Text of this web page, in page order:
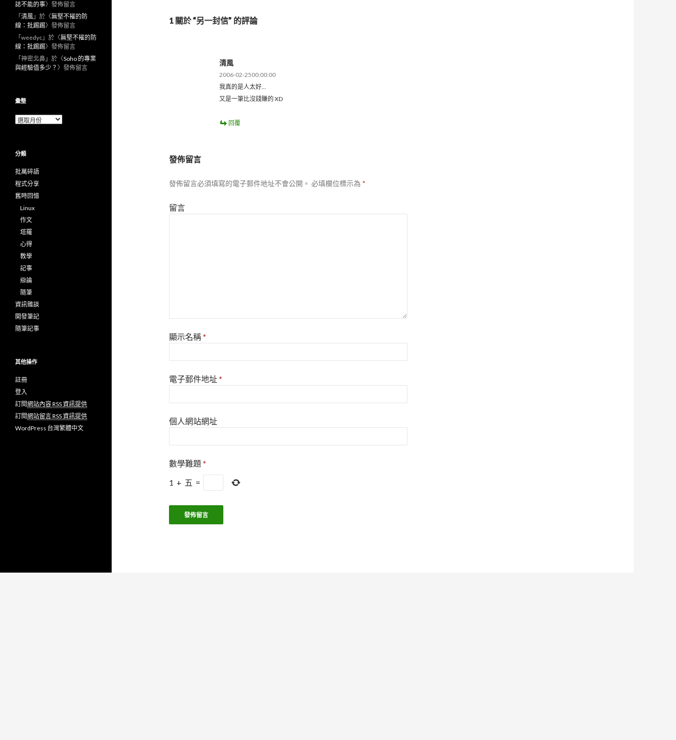
列
1 關於 “另一封信” 的評論
清風
2006-02-2500:00:00
我真的是人太好…
又是一筆比沒錢賺的 XD
回覆
發佈留言
發佈留言必須填寫的電子郵件地址不會公開。 必填欄位標示為 *
留言
顯示名稱*
電子郵件地址*
個人網站網址
數學難題*
1 + 五 =
誌不能的事〉發佈留言
「 清風 」於〈無堅不摧的防
線：批踢踢〉發佈留言
「 weedyc 」於〈無堅不摧的防
線：批踢踢〉發佈留言
「 神密北鼻 」於〈Soho 的專業
與經驗值多少？ 〉發佈留言
彙整
彙
分類
批萬碎語
程式分享
舊時回憶
Linux
作文
塔羅
心得
教學
記事
辯論
隨筆
資訊雜談
開發筆記
隨筆記事
其他操作
註冊
登入
訂閱網站內容 RSS 資訊提供
訂閱網站留言 RSS 資訊提供
WordPress 台灣繁體中文